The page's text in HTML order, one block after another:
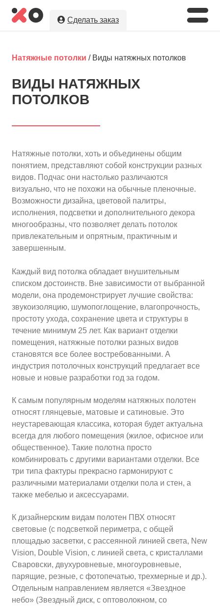
Сделать заказ
натяжные потолки в г. Славянск-на-
Кубани!
Оставляя заявку, Вы даете разрешение на
обработку и хранение Ваших персональных данных.
Ориентировочная площадь Вашего потолка
Подобрать исполнителя
Натяжные потолки / Виды натяжных потолков
ВИДЫ НАТЯЖНЫХ
ПОТОЛКОВ
Натяжные потолки, хоть и объединены общим
понятием, представляют собой конструкции разных
видов. Подчас они настолько различаются
визуально, что не похожи на обычные пленочные.
Возможности дизайна, цветовой палитры,
исполнения, подсветки и дополнительного декора
многообразны, что позволяет делать потолок
привлекательным и опрятным, практичным и
завершенным.
Каждый вид потолка обладает внушительным
списком достоинств. Вне зависимости от выбранной
модели, она продемонстрирует лучшие свойства:
звукоизоляцию, шумопоглощение, влагопрочность,
простоту ухода, сохранение цвета и структуры в
течение минимум 25 лет. Как вариант отделки
помещения, натяжные потолки разных видов
становятся все более востребованными. А
индустрия потолочных конструкций предлагает все
новые и новые разработки год за годом.
К самым популярным моделям натяжных полотен
относят глянцевые, матовые и сатиновые. Это
неустаревающая классика, которая будет актуальна
всегда для любого помещения (жилое, офисное или
общественное). Такие полотна просто
комбинировать с другими вариантами отделки. Все
три типа фактуры прекрасно гармонируют с
различными материалами отделки пола и стен, а
также мебелью и аксессуарами.
К дизайнерским видам полотен ПВХ относят
световые (с подсветкой периметра, с общей
площадью засветки, с рассеянной линией света, New
Vision, Double Vision, с линией света, с кристаллами
Сваровски, двухуровневые, многоуровневые,
парящие, резные, с фотопечатью, трехмерные и др.).
Отдельным направлением является «Звездное
небо» (Звездный диск, с оптоволокном, со